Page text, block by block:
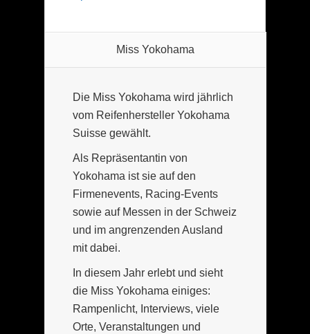
Miss Yokohama
Die Miss Yokohama wird jährlich
vom Reifenhersteller Yokohama
Suisse gewählt.
Als Repräsentantin von
Yokohama ist sie auf den
Firmenevents, Racing-Events
sowie auf Messen in der Schweiz
und im angrenzenden Ausland
mit dabei.
In diesem Jahr erlebt und sieht
die Miss Yokohama einiges:
Rampenlicht, Interviews, viele
Orte, Veranstaltungen und